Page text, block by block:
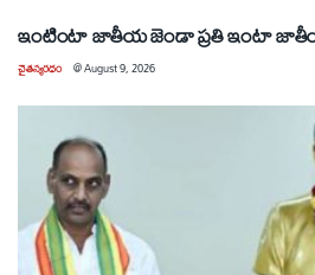
ఇంటింటా జాతీయ జెండా ప్రతి ఇంటా జాతీయ
చైతన్యరధం @August 9, 2026